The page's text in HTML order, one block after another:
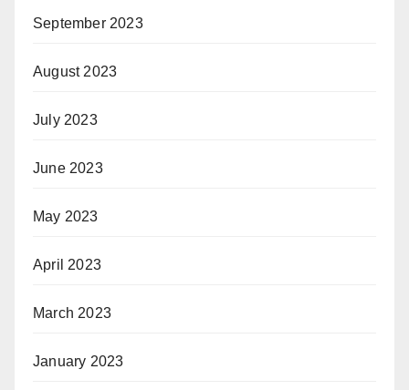
September 2023
August 2023
July 2023
June 2023
May 2023
April 2023
March 2023
January 2023